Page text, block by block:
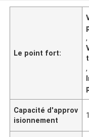
Le point fort:
,
,
Capacité d'approv
isionnement